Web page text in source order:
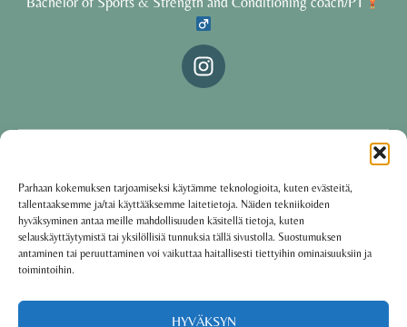
Parhaan kokemuksen tarjoamiseksi käytämme teknologioita, kuten evästeitä,
tallentaaksemme ja/tai käyttääksemme laitetietoja. Näiden tekniikoiden
hyväksyminen antaa meille mahdollisuuden käsitellä tietoja, kuten
selauskäyttäytymistä tai yksilöllisiä tunnuksia tällä sivustolla. Suostumuksen
antaminen tai peruuttaminen voi vaikuttaa haitallisesti tiettyihin ominaisuuksiin ja
toimintoihin.
HYVÄKSYN
Käyttöehdot·Tietosuojakäytäntö